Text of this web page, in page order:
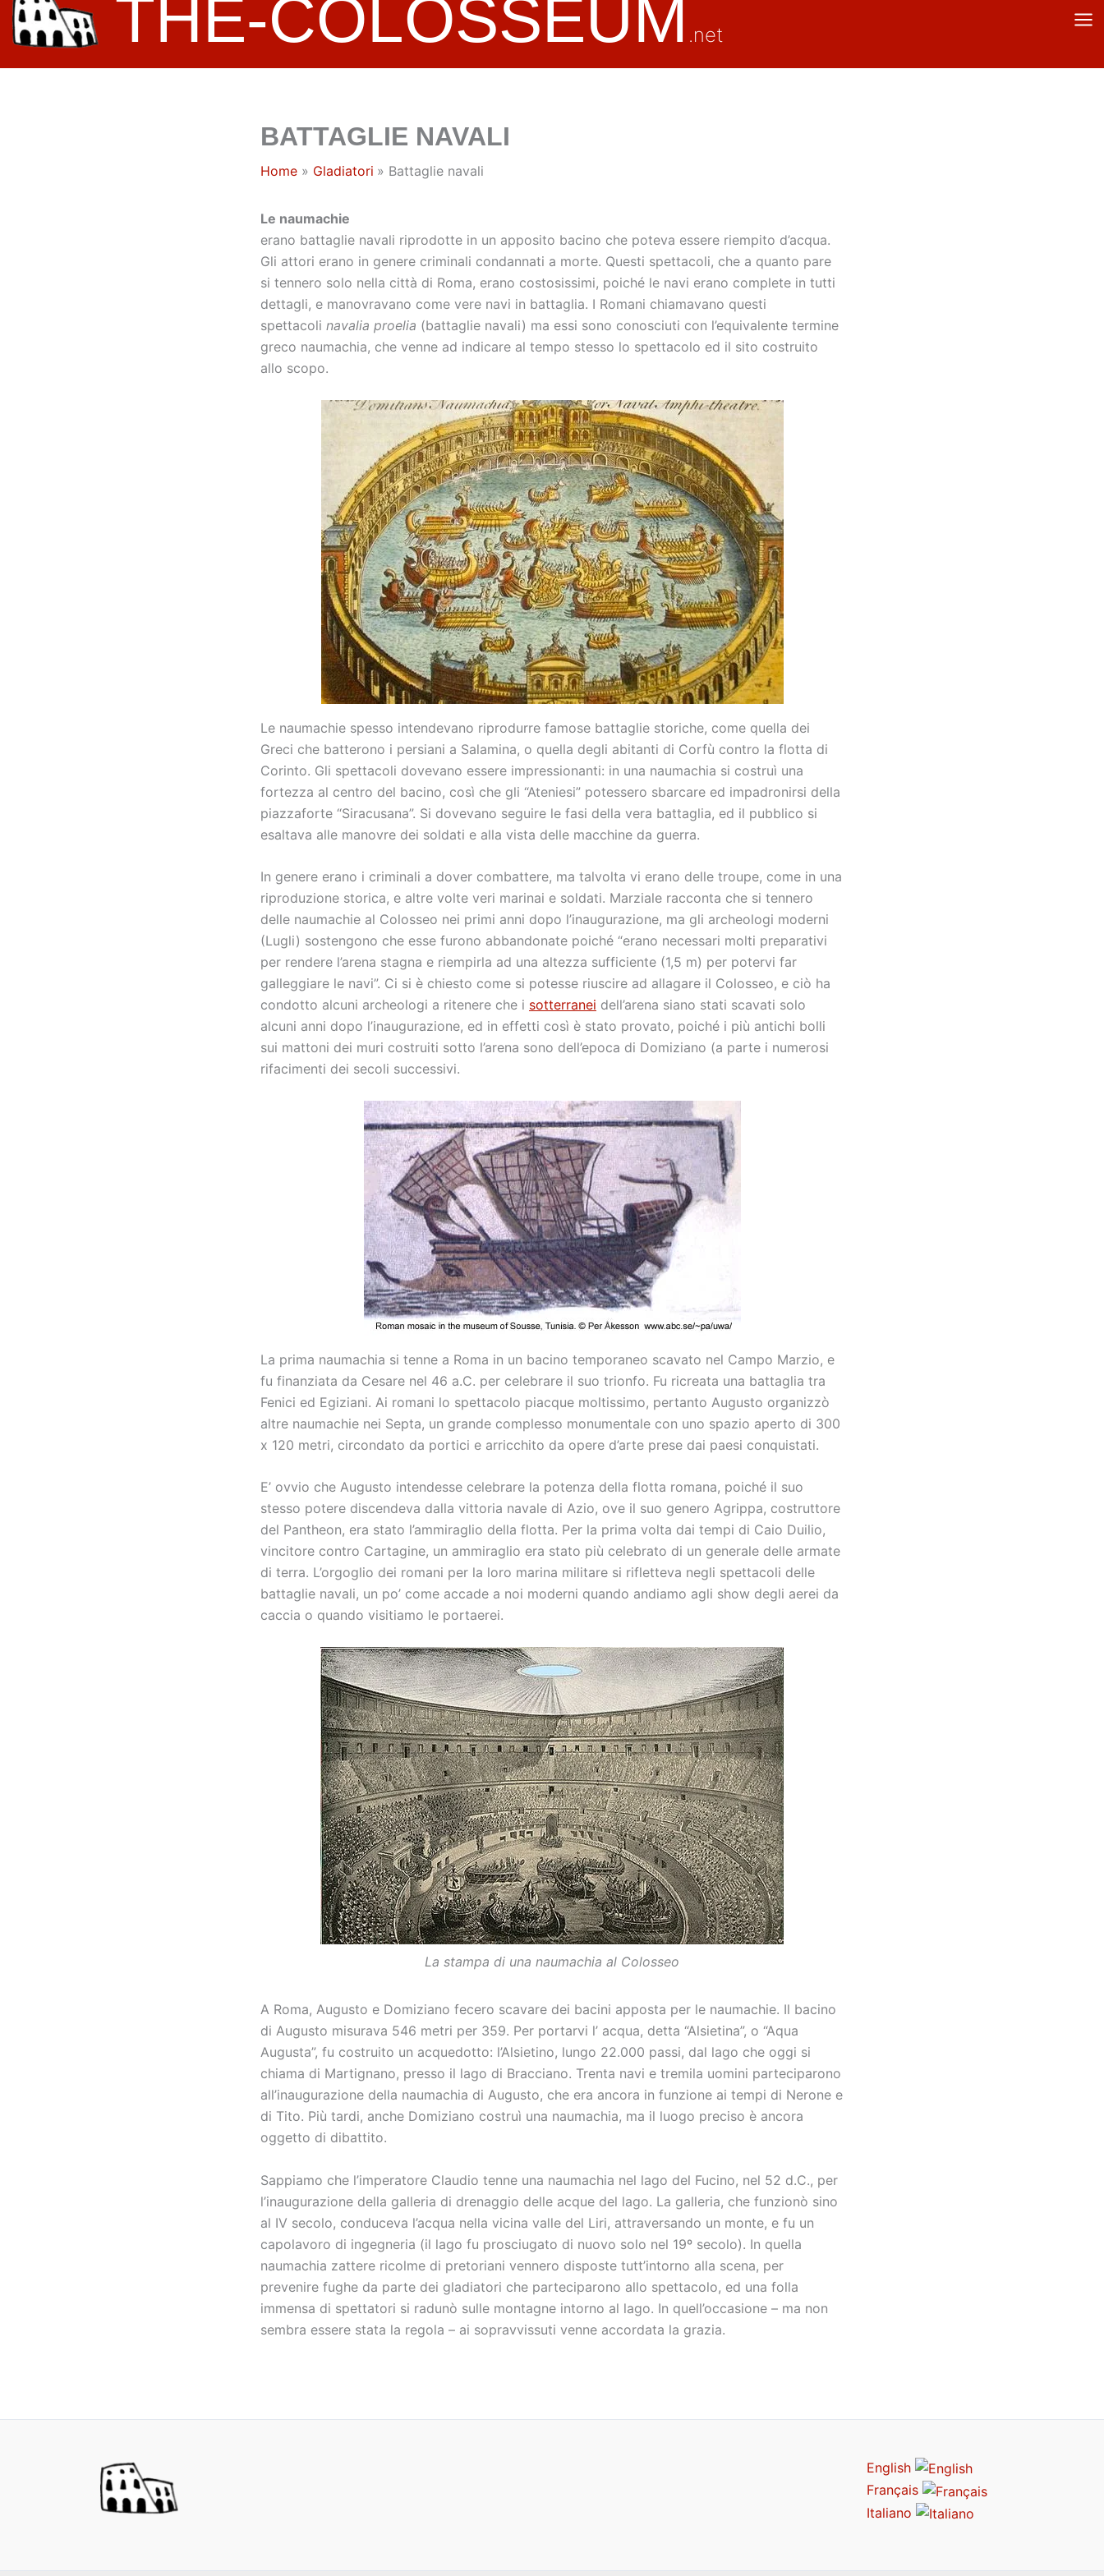
THE-COLOSSEUM .net
BATTAGLIE NAVALI
Home Gladiatori Battaglie navali
Le naumachie
erano battaglie navali riprodotte in un apposito bacino che poteva essere riempito d’acqua.
Gli attori erano in genere criminali condannati a morte. Questi spettacoli, che a quanto pare
si tennero solo nella città di Roma, erano costosissimi, poiché le navi erano complete in tutti
dettagli, e manovravano come vere navi in battaglia. I Romani chiamavano questi
spettacoli navalia proelia (battaglie navali) ma essi sono conosciuti con l’equivalente termine
greco naumachia, che venne ad indicare al tempo stesso lo spettacolo ed il sito costruito
allo scopo.
Le naumachie spesso intendevano riprodurre famose battaglie storiche, come quella dei
Greci che batterono i persiani a Salamina, o quella degli abitanti di Corfù contro la flotta di
Corinto. Gli spettacoli dovevano essere impressionanti: in una naumachia si costruì una
fortezza al centro del bacino, così che gli “Ateniesi” potessero sbarcare ed impadronirsi della
piazzaforte “Siracusana”. Si dovevano seguire le fasi della vera battaglia, ed il pubblico si
esaltava alle manovre dei soldati e alla vista delle macchine da guerra.
In genere erano i criminali a dover combattere, ma talvolta vi erano delle troupe, come in una
riproduzione storica, e altre volte veri marinai e soldati. Marziale racconta che si tennero
delle naumachie al Colosseo nei primi anni dopo l’inaugurazione, ma gli archeologi moderni
(Lugli) sostengono che esse furono abbandonate poiché “erano necessari molti preparativi
per rendere l’arena stagna e riempirla ad una altezza sufficiente (1,5 m) per potervi far
galleggiare le navi”. Ci si è chiesto come si potesse riuscire ad allagare il Colosseo, e ciò ha
condotto alcuni archeologi a ritenere che i sotterranei dell’arena siano stati scavati solo
alcuni anni dopo l’inaugurazione, ed in effetti così è stato provato, poiché i più antichi bolli
sui mattoni dei muri costruiti sotto l’arena sono dell’epoca di Domiziano (a parte i numerosi
rifacimenti dei secoli successivi.
La prima naumachia si tenne a Roma in un bacino temporaneo scavato nel Campo Marzio, e
fu finanziata da Cesare nel 46 a.C. per celebrare il suo trionfo. Fu ricreata una battaglia tra
Fenici ed Egiziani. Ai romani lo spettacolo piacque moltissimo, pertanto Augusto organizzò
altre naumachie nei Septa, un grande complesso monumentale con uno spazio aperto di 300
x 120 metri, circondato da portici e arricchito da opere d’arte prese dai paesi conquistati.
E’ ovvio che Augusto intendesse celebrare la potenza della flotta romana, poiché il suo
stesso potere discendeva dalla vittoria navale di Azio, ove il suo genero Agrippa, costruttore
del Pantheon, era stato l’ammiraglio della flotta. Per la prima volta dai tempi di Caio Duilio,
vincitore contro Cartagine, un ammiraglio era stato più celebrato di un generale delle armate
di terra. L’orgoglio dei romani per la loro marina militare si rifletteva negli spettacoli delle
battaglie navali, un po’ come accade a noi moderni quando andiamo agli show degli aerei da
caccia o quando visitiamo le portaerei.
La stampa di una naumachia al Colosseo
A Roma, Augusto e Domiziano fecero scavare dei bacini apposta per le naumachie. Il bacino
di Augusto misurava 546 metri per 359. Per portarvi l’ acqua, detta “Alsietina”, o “Aqua
Augusta”, fu costruito un acquedotto: l’Alsietino, lungo 22.000 passi, dal lago che oggi si
chiama di Martignano, presso il lago di Bracciano. Trenta navi e tremila uomini parteciparono
all’inaugurazione della naumachia di Augusto, che era ancora in funzione ai tempi di Nerone e
di Tito. Più tardi, anche Domiziano costruì una naumachia, ma il luogo preciso è ancora
oggetto di dibattito.
Sappiamo che l’imperatore Claudio tenne una naumachia nel lago del Fucino, nel 52 d.C., per
l’inaugurazione della galleria di drenaggio delle acque del lago. La galleria, che funzionò sino
al IV secolo, conduceva l’acqua nella vicina valle del Liri, attraversando un monte, e fu un
capolavoro di ingegneria (il lago fu prosciugato di nuovo solo nel 19º secolo). In quella
naumachia zattere ricolme di pretoriani vennero disposte tutt’intorno alla scena, per
prevenire fughe da parte dei gladiatori che parteciparono allo spettacolo, ed una folla
immensa di spettatori si radunò sulle montagne intorno al lago. In quell’occasione – ma non
sembra essere stata la regola – ai sopravvissuti venne accordata la grazia.
English
Français
Italiano